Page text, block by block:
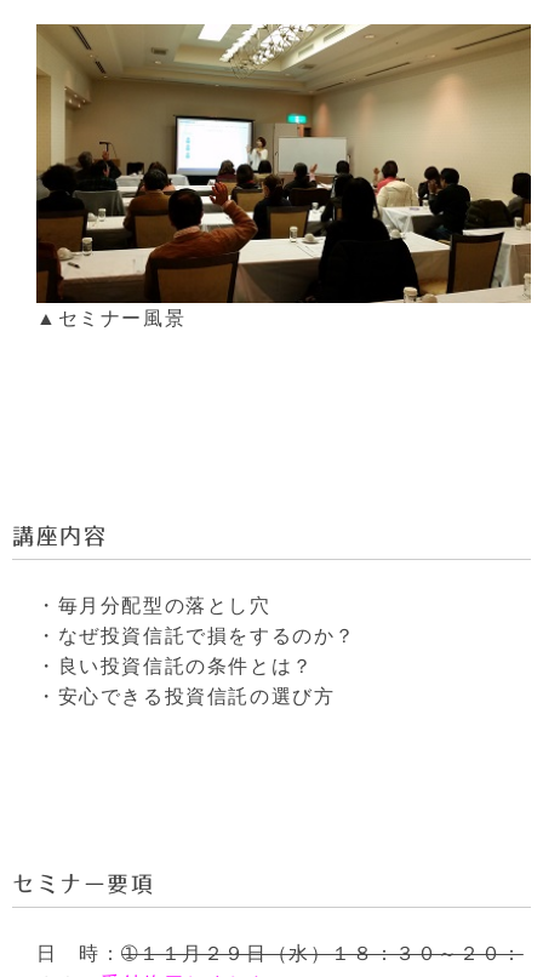
▲セミナー風景
講座内容
・毎月分配型の落とし穴
・なぜ投資信託で損をするのか？
・良い投資信託の条件とは？
・安心できる投資信託の選び方
セミナー要項
日 時：➀１１月２９日（水）１８：３０～２０：